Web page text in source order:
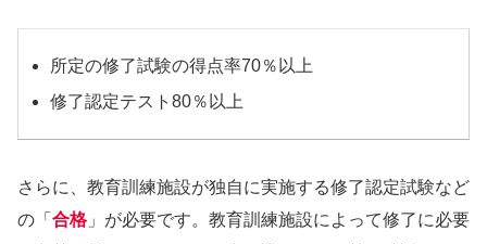
所定の修了試験の得点率70％以上
修了認定テスト80％以上
さらに、教育訓練施設が独自に実施する修了認定試験など
の「 合格」が必要です。教育訓練施設によって修了に必要